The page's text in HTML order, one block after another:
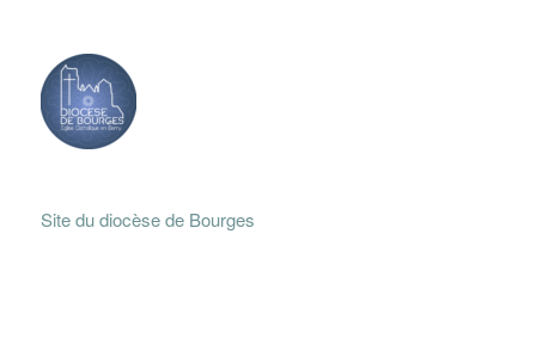
Site du diocèse de Bourges